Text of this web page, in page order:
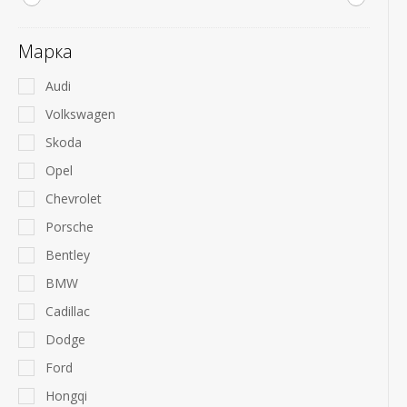
Марка
Audi
Volkswagen
Skoda
Opel
Chevrolet
Porsche
Bentley
BMW
Cadillac
Dodge
Ford
Hongqi